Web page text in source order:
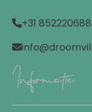
+31 852220688
Informatie